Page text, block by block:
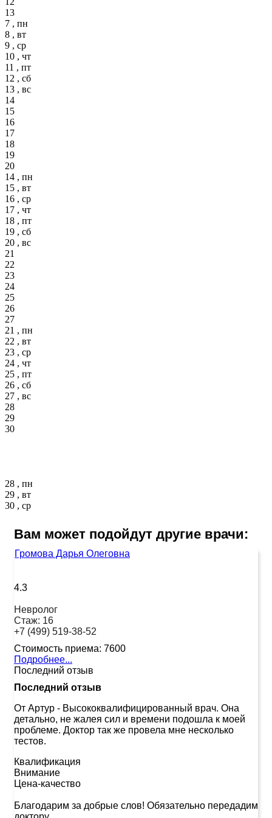
13
7 , пн
8 , вт
9 , ср
10 , чт
11 , пт
12 , сб
13 , вс
14
15
16
17
18
19
20
14 , пн
15 , вт
16 , ср
17 , чт
18 , пт
19 , сб
20 , вс
21
22
23
24
25
26
27
21 , пн
22 , вт
23 , ср
24 , чт
25 , пт
26 , сб
27 , вс
28
29
30
28 , пн
29 , вт
30 , ср
Вам может подойдут другие врачи:
Громова Дарья Олеговна
4.3
Невролог
Стаж: 16
+7 (499) 519-38-52
Стоимость приема: 7600
Подробнее...
Последний отзыв
Последний отзыв
От Артур - Высококвалифицированный врач. Она
детально, не жалея сил и времени подошла к моей
проблеме. Доктор так же провела мне несколько
тестов.
Квалификация
Внимание
Цена-качество
Благодарим за добрые слов! Обязательно передадим